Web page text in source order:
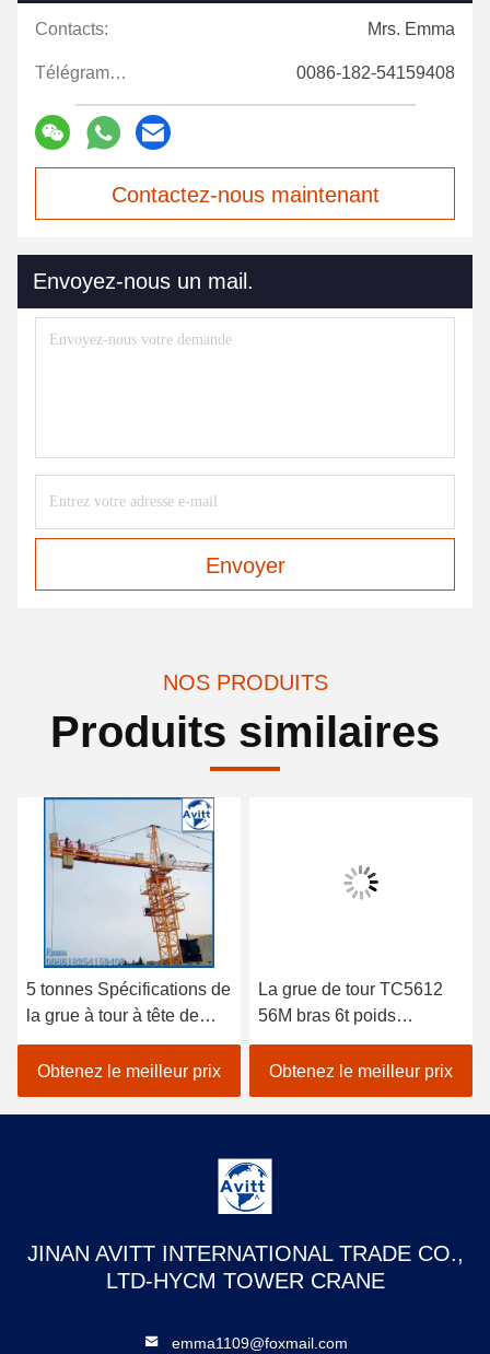
Contacts: Mrs. Emma
Télégramme: 0086-182-54159408
Contactez-nous maintenant
Envoyez-nous un mail.
Envoyer
NOS PRODUITS
Produits similaires
5 tonnes Spécifications de
la grue à tour à tête de
chat pour les projets de
construction civile
Obtenez le meilleur prix
La grue de tour TC5612
56M bras 6t poids
équipement de
construction de bâtiment
Obtenez le meilleur prix
JINAN AVITT INTERNATIONAL TRADE CO.,
LTD-HYCM TOWER CRANE
emma1109@foxmail.com